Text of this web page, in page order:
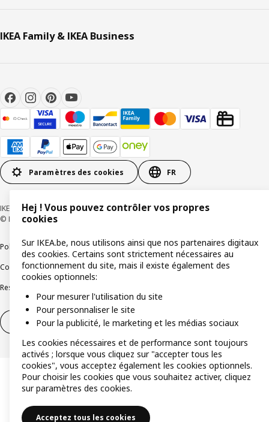
IKEA Family & IKEA Business
Paramètres des cookies FR
IKEA BELGIUM SA, Weiveldlaan 19, 1930 Zaventem, numéro BCE 0425.258.688
© Inter IKEA Systems B.V. 1999-2026
Politique de confidentialité Politique relative aux cookies
Conditions d’utilisationConditions contractuelles générales
Responsible Disclosure Program
Droit de rétractation Droit de rétractation (services)
Hej ! Vous pouvez contrôler vos propres
cookies
Sur IKEA.be, nous utilisons ainsi que nos partenaires digitaux
des cookies. Certains sont strictement nécessaires au
fonctionnement du site, mais il existe également des
cookies optionnels:
Pour mesurer l'utilisation du site
Pour personnaliser le site
Pour la publicité, le marketing et les médias sociaux
Les cookies nécessaires et de performance sont toujours
activés ; lorsque vous cliquez sur "accepter tous les
cookies", vous acceptez également les cookies optionnels.
Pour choisir les cookies que vous souhaitez activer, cliquez
sur paramètres des cookies.
Acceptez tous les cookies